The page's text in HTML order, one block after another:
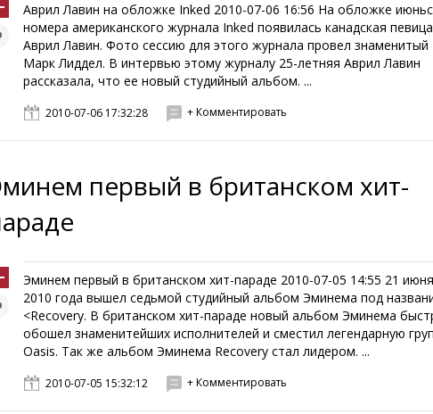
Аврил Лавин на обложке Inked 2010-07-06 16:56 На обложке
номера американского журнала Inked появилась канадская певица
Аврил Лавин. Фото сессию для этого журнала провел знаменитый
Марк Лиддел. В интервью этому журналу 25-летняя Аврил Лавин
рассказала, что ее новый студийный альбом. ...
2010-07-06 17:32:28 + Комментировать
первый в британском хит-
Эминем первый в британском хит-параде 2010-07-05 14:55 21 июня
2010 года вышел седьмой студийный альбом Эминема под
<Recovery. В британском хит-параде новый альбом Эминема
обошел знаменитейших исполнителей и сместил легендарную
Oasis. Так же альбом Эминема Recovery стал лидером. ...
2010-07-05 15:32:12 + Комментировать